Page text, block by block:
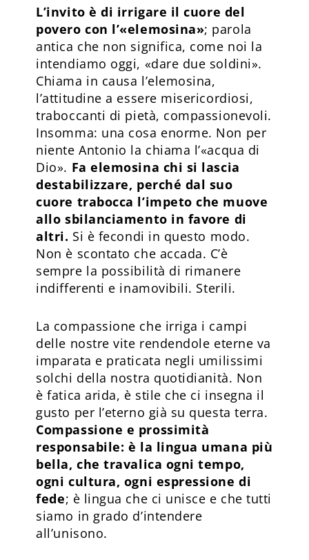
L’invito è di irrigare il cuore del
povero con l’«elemosina»; parola
antica che non significa, come noi la
intendiamo oggi, «dare due soldini».
Chiama in causa l’elemosina,
l’attitudine a essere misericordiosi,
traboccanti di pietà, compassionevoli.
Insomma: una cosa enorme. Non per
niente Antonio la chiama l’«acqua di
Dio». Fa elemosina chi si lascia
destabilizzare, perché dal suo
cuore trabocca l’impeto che muove
allo sbilanciamento in favore di
altri. Si è fecondi in questo modo.
Non è scontato che accada. C’è
sempre la possibilità di rimanere
indifferenti e inamovibili. Sterili.
La compassione che irriga i campi
delle nostre vite rendendole eterne va
imparata e pra­ticata negli umilissimi
solchi della nostra quotidianità. Non
è fatica arida, è stile che ci insegna il
gusto per l’eterno già su questa terra.
Compassione e prossimità
responsabile: è la lingua umana più
bella, che travalica ogni tempo,
ogni cultura, ogni espressione di
fede; è lingua che ci unisce e che tutti
siamo in grado d’intendere
all’unisono.